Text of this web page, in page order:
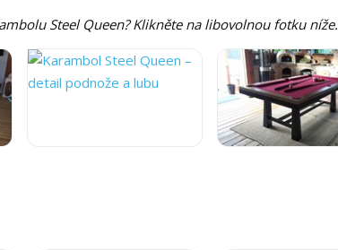
Steel Queen? Klikněte na libovolnou fotku níže.